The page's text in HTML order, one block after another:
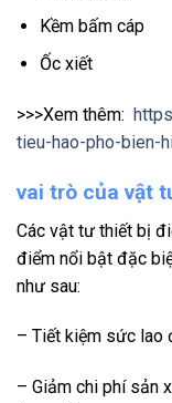
Kềm bấm cáp
Ốc xiết
>>>Xem thêm:
tieu-hao-pho-bien-
vai trò của vật
Các vật tư thiết bị
điểm nổi bật đặc
như sau:
– Tiết kiệm sức lao
– Giảm chi phí sản